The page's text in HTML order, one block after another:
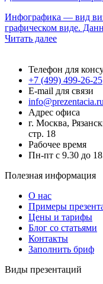
Инфографика — вид
графическом виде.
Читать далее
Телефон для
+7 (499) 499-26-25
E-mail для связи
info@prezentacia.ru
Адрес офиса
г. Москва,
стр. 18
Рабочее время
Пн-пт с 9.30 до
Полезная информация
О нас
Примеры
Цены и тарифы
Блог со статьями
Контакты
Заполнить бриф
Виды презентаций